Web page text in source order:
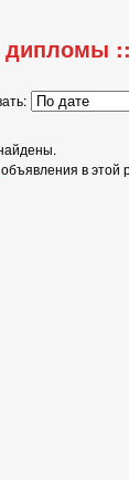
дипломы
объявления в этой